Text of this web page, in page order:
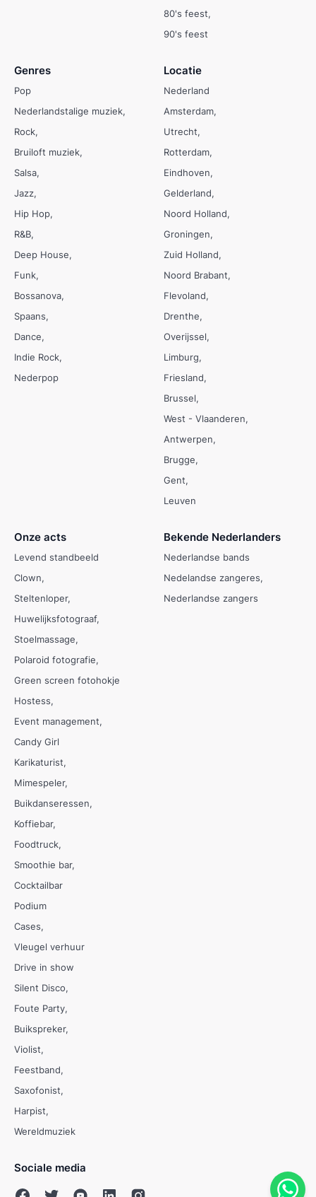
80's feest
90's feest
Genres
Pop
Nederlandstalige muziek
Rock
Bruiloft muziek
Salsa
Jazz
Hip Hop
R&B
Deep House
Funk
Bossanova
Spaans
Dance
Indie Rock
Nederpop
Locatie
Nederland
Amsterdam
Utrecht
Rotterdam
Eindhoven
Gelderland
Noord Holland
Groningen
Zuid Holland
Noord Brabant
Flevoland
Drenthe
Overijssel
Limburg
Friesland
Brussel
West - Vlaanderen
Antwerpen
Brugge
Gent
Leuven
Onze acts
Levend standbeeld
Clown
Steltenloper
Huwelijksfotograaf
Stoelmassage
Polaroid fotografie
Green screen fotohokje
Hostess
Event management
Candy Girl
Karikaturist
Mimespeler
Buikdanseressen
Koffiebar
Foodtruck
Smoothie bar
Cocktailbar
Podium
Cases
Vleugel verhuur
Drive in show
Silent Disco
Foute Party
Buikspreker
Violist
Feestband
Saxofonist
Harpist
Wereldmuziek
Bekende Nederlanders
Nederlandse bands
Nedelandse zangeres
Nederlandse zangers
Sociale media